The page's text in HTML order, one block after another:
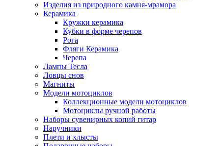
Изделия из природного камня-мрамора
Керамика
Кружки керамика
Кубки в форме черепов
Рога
Фляги Керамика
Черепа
Лампы Тесла
Ловцы снов
Магниты
Модели мотоциклов
Коллекционные модели мотоциклов
Мотоциклы ручной работы
Наборы сувенирных копий гитар
Наручники
Плети и хлысты